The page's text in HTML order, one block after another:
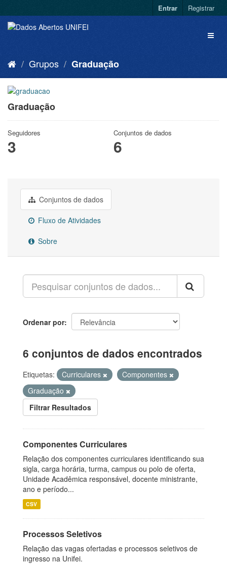
Entrar Registrar
Grupos Graduação
Graduação
Seguidores
3
Conjuntos de dados
6
Conjuntos de dados
Fluxo de Atividades
Sobre
Ordenar por
6 conjuntos de dados encontrados
Etiquetas: Curriculares
Componentes
Graduação
Filtrar Resultados
Componentes Curriculares
Relação dos componentes curriculares identificando sua
sigla, carga horária, turma, campus ou polo de oferta,
Unidade Acadêmica responsável, docente ministrante,
ano e período...
CSV
Processos Seletivos
Relação das vagas ofertadas e processos seletivos de
ingresso na Unifei.